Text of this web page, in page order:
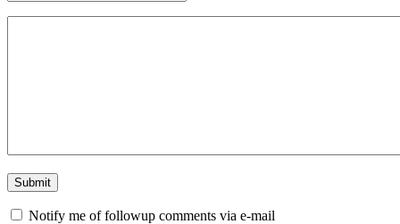
Notify me of followup comments via e-mail